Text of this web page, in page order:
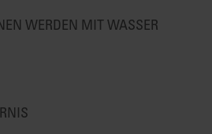
WERDEN MIT WASSER